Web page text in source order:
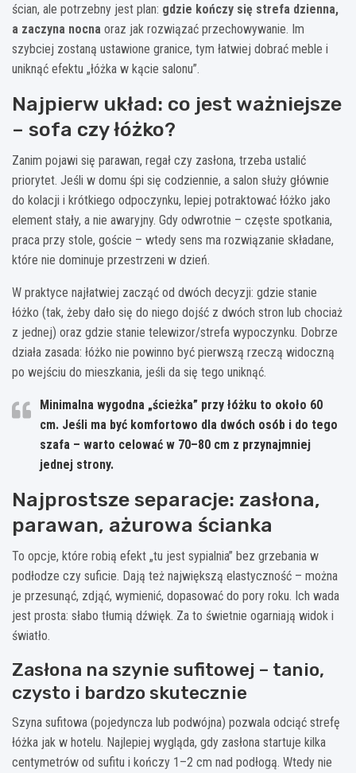
ścian, ale potrzebny jest plan: gdzie kończy się strefa dzienna,
a zaczyna nocna oraz jak rozwiązać przechowywanie. Im
szybciej zostaną ustawione granice, tym łatwiej dobrać meble i
uniknąć efektu „łóżka w kącie salonu”.
Najpierw układ: co jest ważniejsze
– sofa czy łóżko?
Zanim pojawi się parawan, regał czy zasłona, trzeba ustalić
priorytet. Jeśli w domu śpi się codziennie, a salon służy głównie
do kolacji i krótkiego odpoczynku, lepiej potraktować łóżko jako
element stały, a nie awaryjny. Gdy odwrotnie – częste spotkania,
praca przy stole, goście – wtedy sens ma rozwiązanie składane,
które nie dominuje przestrzeni w dzień.
W praktyce najłatwiej zacząć od dwóch decyzji: gdzie stanie
łóżko (tak, żeby dało się do niego dojść z dwóch stron lub chociaż
z jednej) oraz gdzie stanie telewizor/strefa wypoczynku. Dobrze
działa zasada: łóżko nie powinno być pierwszą rzeczą widoczną
po wejściu do mieszkania, jeśli da się tego uniknąć.
Minimalna wygodna „ścieżka” przy łóżku to około 60
cm. Jeśli ma być komfortowo dla dwóch osób i do tego
szafa – warto celować w 70–80 cm z przynajmniej
jednej strony.
Najprostsze separacje: zasłona,
parawan, ażurowa ścianka
To opcje, które robią efekt „tu jest sypialnia” bez grzebania w
podłodze czy suficie. Dają też największą elastyczność – można
je przesunąć, zdjąć, wymienić, dopasować do pory roku. Ich wada
jest prosta: słabo tłumią dźwięk. Za to świetnie ogarniają widok i
światło.
Zasłona na szynie sufitowej – tanio,
czysto i bardzo skutecznie
Szyna sufitowa (pojedyncza lub podwójna) pozwala odciąć strefę
łóżka jak w hotelu. Najlepiej wygląda, gdy zasłona startuje kilka
centymetrów od sufitu i kończy 1–2 cm nad podłogą. Wtedy nie